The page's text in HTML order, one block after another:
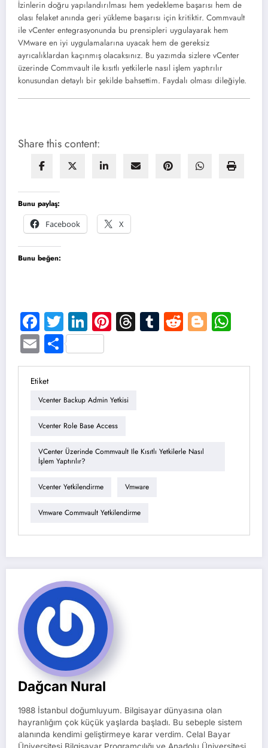
İzinlerin doğru yapılandırılması hem yedekleme başarısı hem de
olası felaket anında geri yükleme başarısı için kritiktir. Commvault
ile vCenter entegrasyonunda bu prensipleri uygulayarak hem
VMware en iyi uygulamalarına uyacak hem de gereksiz
ayrıcalıklardan kaçınmış olacaksınız. Bu yazımda sizlere vCenter
üzerinde Commvault ile kısıtlı yetkilerle nasıl işlem yaptırılır
konusundan detaylı bir şekilde bahsettim. Faydalı olması dileğiyle.
Share this content:
Bunu paylaş:
Facebook
X
Bunu beğen:
Facebook
TwitterLinkedIn
Pinterest
Threads
Tumblr
Reddit
EmailShare
Etiket
Vcenter Backup Admin Yetkisi
Vcenter Role Base Access
VCenter Üzerinde Commvault Ile Kısıtlı Yetkilerle Nasıl
İşlem Yaptırılır?
Vcenter Yetkilendirme Vmware
Vmware Commvault Yetkilendirme
Dağcan Nural
1988 İstanbul doğumluyum. Bilgisayar dünyasına olan
hayranlığım çok küçük yaşlarda başladı. Bu sebeple sistem
alanında kendimi geliştirmeye karar verdim. Celal Bayar